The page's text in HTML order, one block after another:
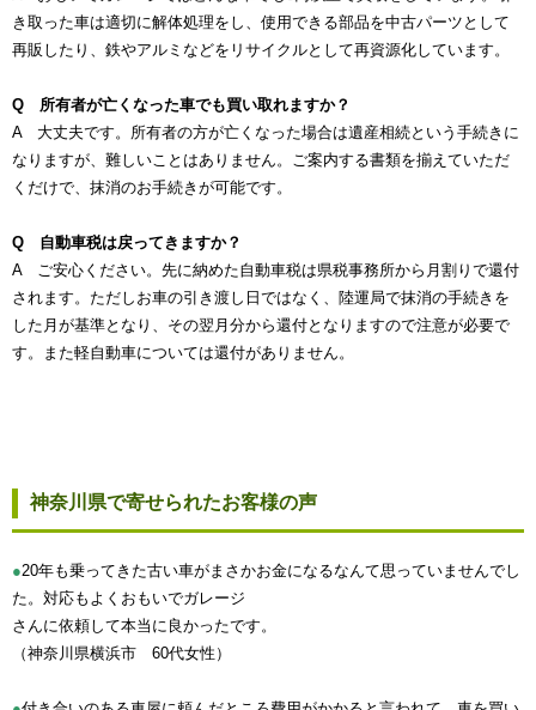
き取った車は適切に解体処理をし、使用できる部品を中古パーツとして
再販したり、鉄やアルミなどをリサイクルとして再資源化しています。
Q 所有者が亡くなった車でも買い取れますか？
A 大丈夫です。所有者の方が亡くなった場合は遺産相続という手続きに
なりますが、難しいことはありません。ご案内する書類を揃えていただ
くだけで、抹消のお手続きが可能です。
Q 自動車税は戻ってきますか？
A ご安心ください。先に納めた自動車税は県税事務所から月割りで還付
されます。ただしお車の引き渡し日ではなく、陸運局で抹消の手続きを
した月が基準となり、その翌月分から還付となりますので注意が必要で
す。また軽自動車については還付がありません。
神奈川県で寄せられたお客様の声
●20年も乗ってきた古い車がまさかお金になるなんて思っていませんでし
た。対応もよくおもいでガレージ
さんに依頼して本当に良かったです。
（神奈川県横浜市 60代女性）